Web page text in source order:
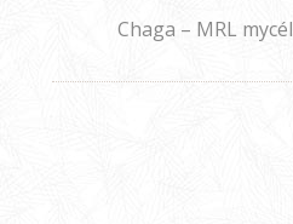
Chaga – MRL